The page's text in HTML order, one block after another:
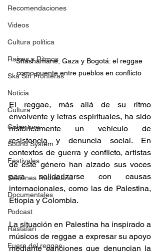
Recomendaciones
Videos
Cultura política
Raíces y Ritmos
Ska Sin Fronteras
Noticia
Cultura
Cobertura
Sound System
Festivales
Sesiones RootsLand
Documentales
Podcast
Rastafari
Fuera del reggae
Shashamane, Gaza y Bogotá: el reggae
como puente entre pueblos en conflicto
El reggae, más allá de su ritmo
envolvente y letras espirituales, ha sido
históricamente un vehículo de
resistencia y denuncia social. En
contextos de guerra y conflicto, artistas
de este género han alzado sus voces
para solidarizarse con causas
internacionales, como las de Palestina,
Etiopía y Colombia.​
La situación en Palestina ha inspirado a
músicos de reggae a expresar su apoyo
mediante canciones que denuncian la